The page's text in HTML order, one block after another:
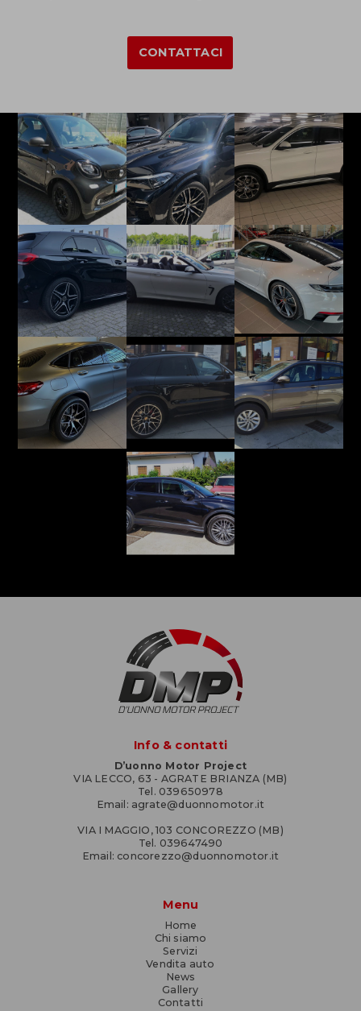
CONTATTACI
Info & contatti
D’uonno Motor Project
VIA LECCO, 63 - AGRATE BRIANZA (MB)
Tel. 039650978
Email: agrate@duonnomotor.it
VIA I MAGGIO, 103 CONCOREZZO (MB)
Tel. 039647490
Email: concorezzo@duonnomotor.it
Menu
Home
Chi siamo
Servizi
Vendita auto
News
Gallery
Contatti